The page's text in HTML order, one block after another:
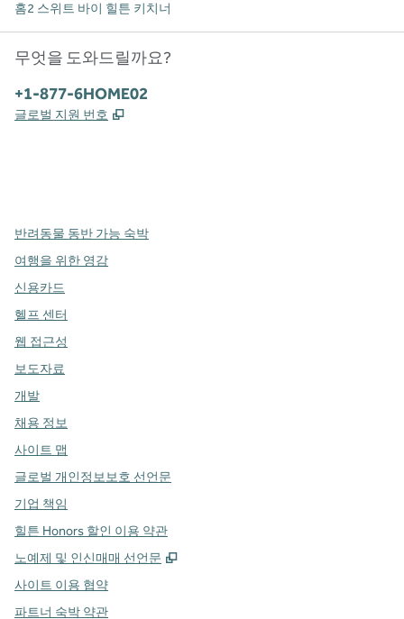
홈2 스위트 바이 힐튼 키치너
무엇을 도와드릴까요?
전화:
+1-877-6HOME02
글로벌 지원 번호 ,
반려동물 동반 가능 숙박
여행을 위한 영감
신용카드
헬프 센터
웹 접근성
보도자료
개발
채용 정보
사이트 맵
글로벌 개인정보보호 선언문
기업 책임
힐튼 Honors 할인 이용 약관
노예제 및 인신매매 선언문
,
사이트 이용 협약
파트너 숙박 약관